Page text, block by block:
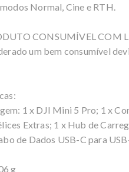
Normal, Cine e RTH.
CONSUMÍVEL COM
um bem consumível
1 x DJI Mini 5 Pro; 1 x
Extras; 1 x Hub de
de Dados USB-C para
g